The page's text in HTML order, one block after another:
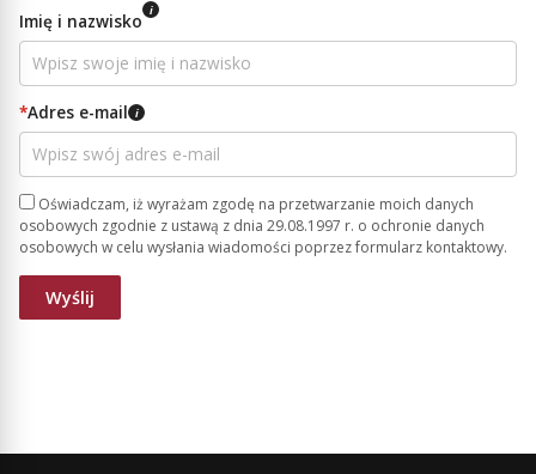
Imię i nazwisko i
*Adres e-mail i
Oświadczam, iż wyrażam zgodę na przetwarzanie moich danych
osobowych zgodnie z ustawą z dnia 29.08.1997 r. o ochronie danych
osobowych w celu wysłania wiadomości poprzez formularz kontaktowy.